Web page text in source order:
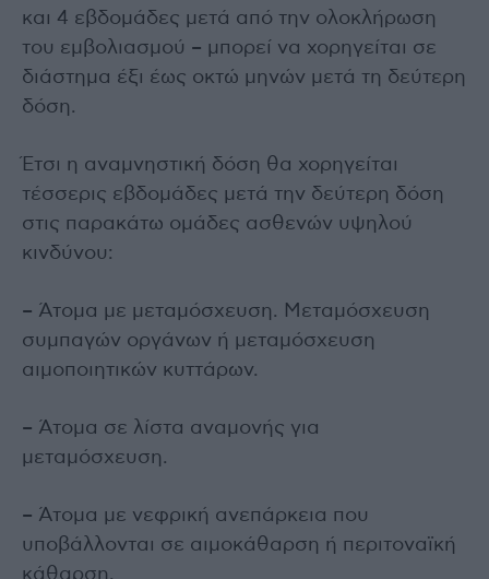
και 4 εβδομάδες μετά από την ολοκλήρωση
του εμβολιασμού – μπορεί να χορηγείται σε
διάστημα έξι έως οκτώ μηνών μετά τη δεύτερη
δόση.
Έτσι η αναμνηστική δόση θα χορηγείται
τέσσερις εβδομάδες μετά την δεύτερη δόση
στις παρακάτω ομάδες ασθενών υψηλού
κινδύνου:
– Άτομα με μεταμόσχευση. Μεταμόσχευση
συμπαγών οργάνων ή μεταμόσχευση
αιμοποιητικών κυττάρων.
– Άτομα σε λίστα αναμονής για
μεταμόσχευση.
– Άτομα με νεφρική ανεπάρκεια που
υποβάλλονται σε αιμοκάθαρση ή περιτοναϊκή
κάθαρση.